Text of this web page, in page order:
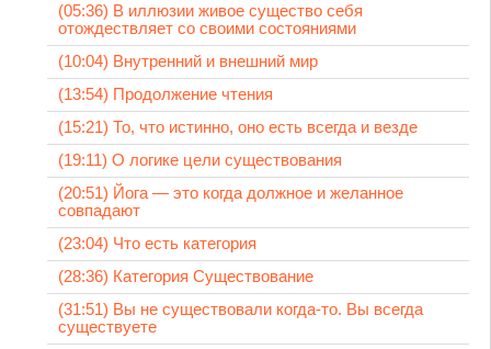
(05:36) В иллюзии живое существо себя
отождествляет со своими состояниями
(10:04) Внутренний и внешний мир
(13:54) Продолжение чтения
(15:21) То, что истинно, оно есть всегда и везде
(19:11) О логике цели существования
(20:51) Йога — это когда должное и желанное
совпадают
(23:04) Что есть категория
(28:36) Категория Существование
(31:51) Вы не существовали когда-то. Вы всегда
существуете